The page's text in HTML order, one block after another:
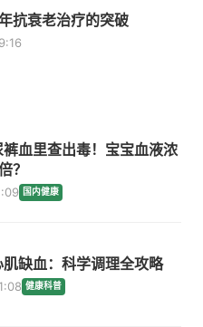
抗衰老治疗的突破
血里查出毒！宝宝血液浓
？
国内健康
缺血：科学调理全攻略
健康科普